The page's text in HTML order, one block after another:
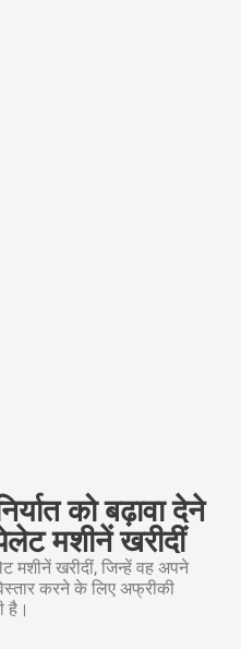
को बढ़ावा देने
मशीनें खरीदीं
मशीनें खरीदीं, जिन्हें वह अपने
करने के लिए अफ्रीकी
है।